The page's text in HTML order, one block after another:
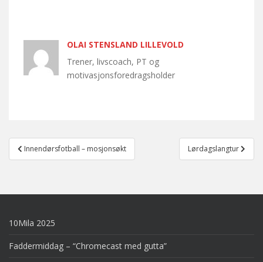
OLAI STENSLAND LILLEVOLD
Trener, livscoach, PT og
motivasjonsforedragsholder
Post
navigation
Innendørsfotball – mosjonsøkt Lørdagslangtur
10Mila 2025
Faddermiddag – “Chromecast med gutta”